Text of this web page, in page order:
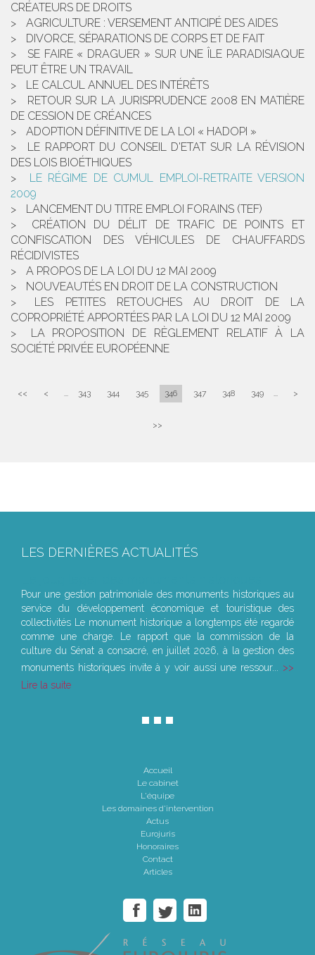
CRÉATEURS DE DROITS
AGRICULTURE : VERSEMENT ANTICIPÉ DES AIDES
DIVORCE, SÉPARATIONS DE CORPS ET DE FAIT
SE FAIRE « DRAGUER » SUR UNE ÎLE PARADISIAQUE
PEUT ÊTRE UN TRAVAIL
LE CALCUL ANNUEL DES INTÉRÊTS
RETOUR SUR LA JURISPRUDENCE 2008 EN MATIÈRE
DE CESSION DE CRÉANCES
ADOPTION DÉFINITIVE DE LA LOI « HADOPI »
LE RAPPORT DU CONSEIL D'ETAT SUR LA RÉVISION
DES LOIS BIOÉTHIQUES
LE RÉGIME DE CUMUL EMPLOI-RETRAITE VERSION
2009
LANCEMENT DU TITRE EMPLOI FORAINS (TEF)
CRÉATION DU DÉLIT DE TRAFIC DE POINTS ET
CONFISCATION DES VÉHICULES DE CHAUFFARDS
RÉCIDIVISTES
A PROPOS DE LA LOI DU 12 MAI 2009
NOUVEAUTÉS EN DROIT DE LA CONSTRUCTION
LES PETITES RETOUCHES AU DROIT DE LA
COPROPRIÉTÉ APPORTÉES PAR LA LOI DU 12 MAI 2009
LA PROPOSITION DE RÈGLEMENT RELATIF À LA
SOCIÉTÉ PRIVÉE EUROPÉENNE
<< < ... 343 344 345 346 347 348 349 ... >
>>
LES DERNIÈRES ACTUALITÉS
Pour une gestion patrimoniale des monuments historiques au
service du développement économique et touristique des
collectivités Le monument historique a longtemps été regardé
comme une charge. Le rapport que la commission de la
culture du Sénat a consacré, en juillet 2026, à la gestion des
monuments historiques invite à y voir aussi une ressour...
Lire la suite
Accueil
Le cabinet
L'équipe
Les domaines d'intervention
Actus
Eurojuris
Honoraires
Contact
Articles